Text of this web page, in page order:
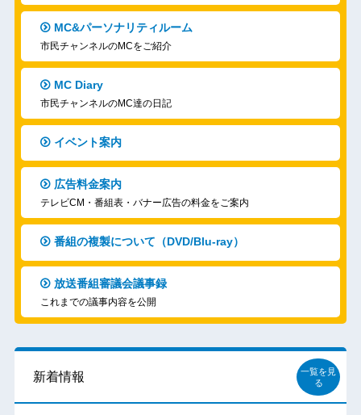
MC&パーソナリティルーム
市民チャンネルのMCをご紹介
MC Diary
市民チャンネルのMC達の日記
イベント案内
広告料金案内
テレビCM・番組表・バナー広告の料金をご案内
番組の複製について（DVD/Blu-ray）
放送番組審議会議事録
これまでの議事内容を公開
新着情報
一覧を見
る